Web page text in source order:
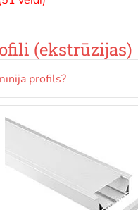
(ekstrūzijas)
profils?